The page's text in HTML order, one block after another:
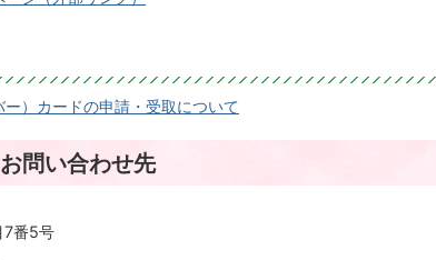
）カードの申請・受取について
問い合わせ先
7番5号